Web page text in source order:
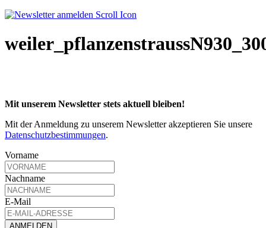
Mit unserem Newsletter stets aktuell bleiben!
Mit der Anmeldung zu unserem Newsletter akzeptieren Sie unsere
Datenschutzbestimmungen.
Vorname
Nachname
E-Mail